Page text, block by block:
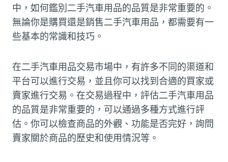
中，如何鑑別二手汽車用品的品質是非常重要的。
無論你是購買還是銷售二手汽車用品，都需要有一
些基本的常識和技巧。
在二手汽車用品交易市場中，有許多不同的渠道和
平台可以進行交易，並且你可以找到合適的買家或
賣家進行交易。在交易過程中，評估二手汽車用品
的品質是非常重要的，可以通過多種方式進行評
估。你可以檢查商品的外觀、功能是否完好，詢問
賣家關於商品的歷史和使用情況等。